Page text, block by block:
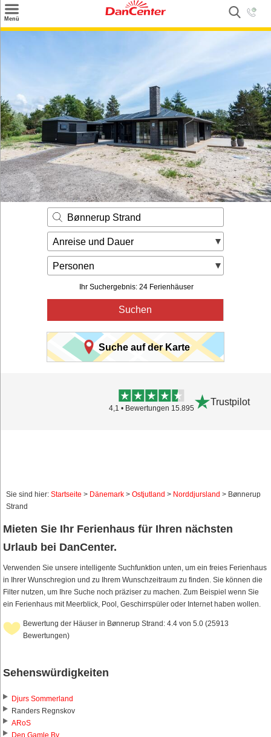
Menü
Angebote
Inspiration
Kontakt
Gut zu wissen
Login
Bønnerup Strand
Anreise und Dauer
Personen
Ihr Suchergebnis: 24 Ferienhäuser
Suchen
Suche auf der Karte
4,1 • Bewertungen 15.895
Trustpilot
Sie sind hier: Startseite > Dänemark > Ostjutland > Norddjursland > Bønnerup
Strand
Mieten Sie Ihr Ferienhaus für Ihren nächsten
Urlaub bei DanCenter.
Verwenden Sie unsere intelligente Suchfunktion unten, um ein freies Ferienhaus
in Ihrer Wunschregion und zu Ihrem Wunschzeitraum zu finden. Sie können die
Filter nutzen, um Ihre Suche noch präziser zu machen. Zum Beispiel wenn Sie
ein Ferienhaus mit Meerblick, Pool, Geschirrspüler oder Internet haben wollen.
Bewertung der Häuser in Bønnerup Strand: 4.4 von 5.0 (25913
Bewertungen)
Sehenswürdigkeiten
Djurs Sommerland
Randers Regnskov
ARoS